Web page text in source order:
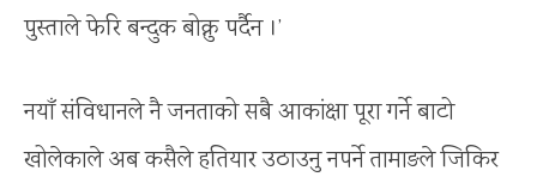
पुस्ताले फेरि बन्दुक बोक्नु पर्दैन ।’
नयाँ संविधानले नै जनताको सबै आकांक्षा पूरा गर्ने बाटो
खोलेकाले अब कसैले हतियार उठाउनु नपर्ने तामाङले जिकिर